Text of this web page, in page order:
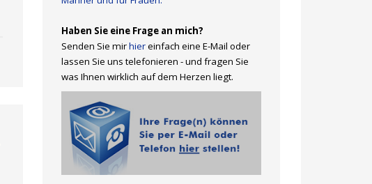
Haben Sie eine Frage an mich?
Senden Sie mirhiereinfach eine E-Mail oder
lassen Sie uns telefonieren - und fragen Sie
was Ihnen wirklich auf dem Herzen liegt.